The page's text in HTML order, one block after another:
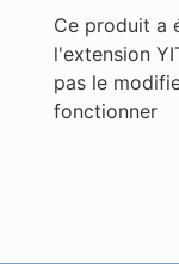
Ce produit a
l'extension
pas le
fonctionner